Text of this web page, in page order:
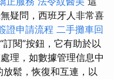
疑問，西班牙人非常喜
證申請流程 二手攤車回
訂閱”按鈕，它有助於以
理，如數據管理信息中
鬆，恢復和互連，以